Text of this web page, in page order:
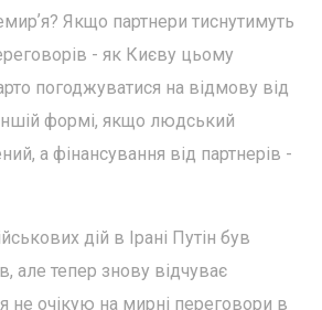
Якщо партнери тиснутимуть
- як Києву цьому
погоджуватися на відмову від
іншій формі, якщо людський
а фінансування від партнерів -
дій в Ірані Путін був
але тепер знову відчуває
не очікую на мирні переговори в